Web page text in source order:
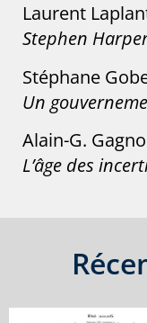
Laurent
Stephen
Stéphane
Un
Alain-G.
L’âge des